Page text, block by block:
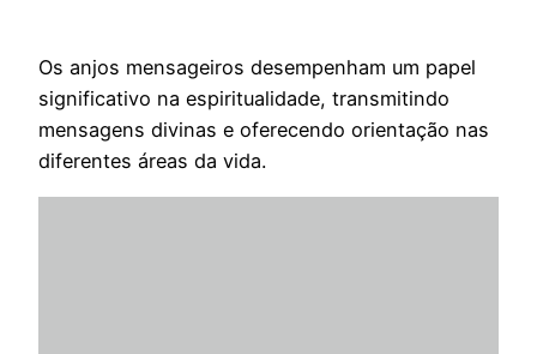
Os anjos mensageiros desempenham um papel
significativo na espiritualidade, transmitindo
mensagens divinas e oferecendo orientação nas
diferentes áreas da vida.